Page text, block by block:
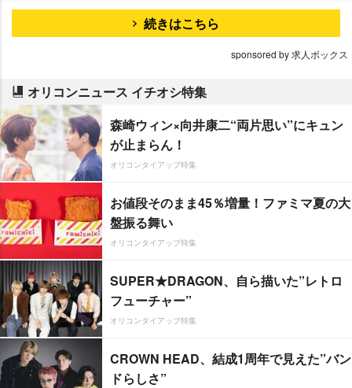
続きはこちら
sponsored by 求人ボックス
オリコンニュース イチオシ特集
森崎ウィン×向井康二“両片思い”にキュン
が止まらん！
オリコンタイアップ特集
お値段そのまま45％増量！ファミマ夏の大
盤振る舞い
オリコンタイアップ特集
SUPER★DRAGON、自ら描いた”レトロ
フューチャー”
オリコンタイアップ特集
CROWN HEAD、結成1周年で見えた”バン
ドらしさ”